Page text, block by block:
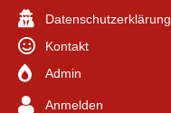
Datenschutzerklärung
Kontakt
Admin
Anmelden